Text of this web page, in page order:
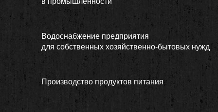
Водоснабжение предприятия
для собственных хозяйственно-бытовых нужд
Производство продуктов питания